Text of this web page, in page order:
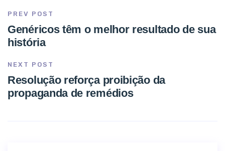
PREV POST
Genéricos têm o melhor resultado de sua
história
NEXT POST
Resolução reforça proibição da
propaganda de remédios